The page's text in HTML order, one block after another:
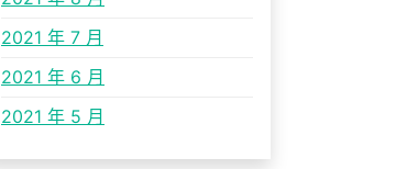
2021 年 7 月
2021 年 6 月
2021 年 5 月